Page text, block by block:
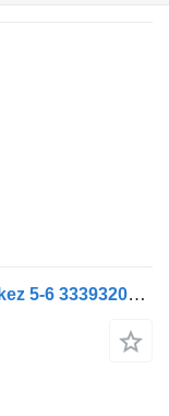
Toyota Rav 4 2.2 D otomobil için Merkez 5-6 3339320030 poyra